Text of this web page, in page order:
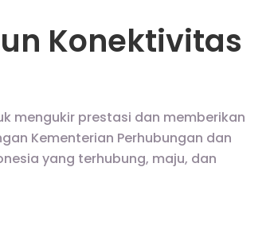
Konektivitas
mengukir prestasi dan memberikan
Kementerian Perhubungan dan
yang terhubung, maju, dan